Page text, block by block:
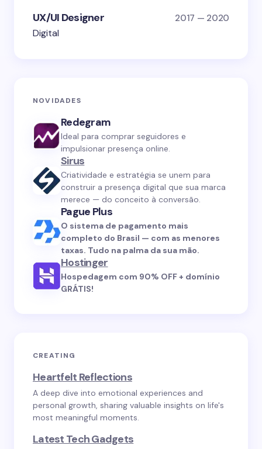
UX/UI Designer 2017 — 2020
Digital
NOVIDADES
Redegram
Ideal para comprar seguidores e
impulsionar presença online.
Sirus
Criatividade e estratégia se unem para
construir a presença digital que sua marca
merece — do conceito à conversão.
Pague Plus
O sistema de pagamento mais
completo do Brasil — com as menores
taxas. Tudo na palma da sua mão.
Hostinger
Hospedagem com 90% OFF + domínio
GRÁTIS!
CREATING
Heartfelt Reflections
A deep dive into emotional experiences and
personal growth, sharing valuable insights on life's
most meaningful moments.
Latest Tech Gadgets